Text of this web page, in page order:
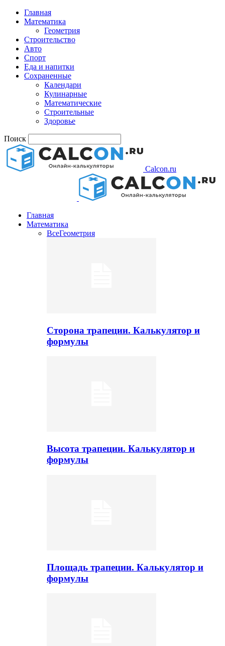
Главная
Математика
Геометрия
Строительство
Авто
Спорт
Еда и напитки
Сохраненные
Календари
Кулинарные
Математические
Строительные
Здоровье
Поиск
Calcon.ru
Главная
Математика
ВсеГеометрия
Сторона трапеции. Калькулятор и
формулы
Высота трапеции. Калькулятор и
формулы
Площадь трапеции. Калькулятор и
формулы